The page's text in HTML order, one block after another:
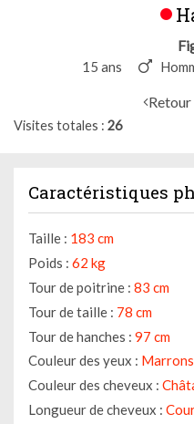
15 ans
Retour
Visites totales 26
Caractéristiques
Taille : 183 cm
Poids : 62 kg
Tour de poitrine : 83 cm
Tour de taille : 78 cm
Tour de hanches : 97 cm
Couleur des yeux : Marrons
Couleur des cheveux :
Longueur de cheveux :